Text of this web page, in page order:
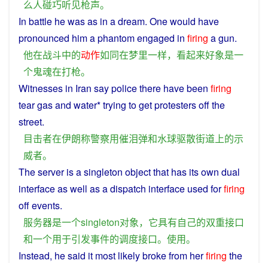
么人碰巧听见枪声。
In battle hewasas in adream. One would have
pronounced himaphantom engaged in firing agun.
他在战斗中的动作如同在梦里一样， 看起来好象是一
个鬼魂在打枪。
Witnesses in Iran saypolicethere have been firing
tear gasand water* trying to getprotestersoffthe
street.
目击者在伊朗称警察用催泪弹和水球驱散街道上的示
威者。
Theserver isasingleton objectthat has itsown dual
interfaceas well asadispatch interface used forfiring
offevents.
服务器是一个singleton对象， 它具有自己的双重接口
和一个用于引发事件的调度接口。 使用。
Instead, hesaid it most likelybrokefrom herfiring the